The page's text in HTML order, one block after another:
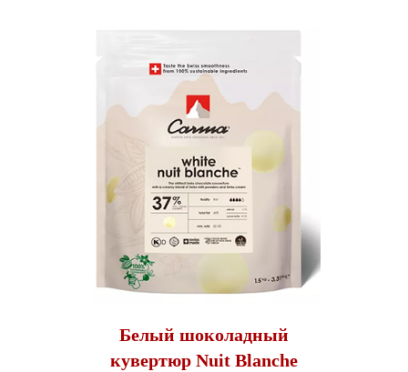
Белый шоколадный
кувертюр Nuit Blanche